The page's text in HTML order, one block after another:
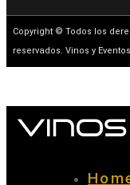
Copyright © Todos los
reservados. Vinos y Eventos